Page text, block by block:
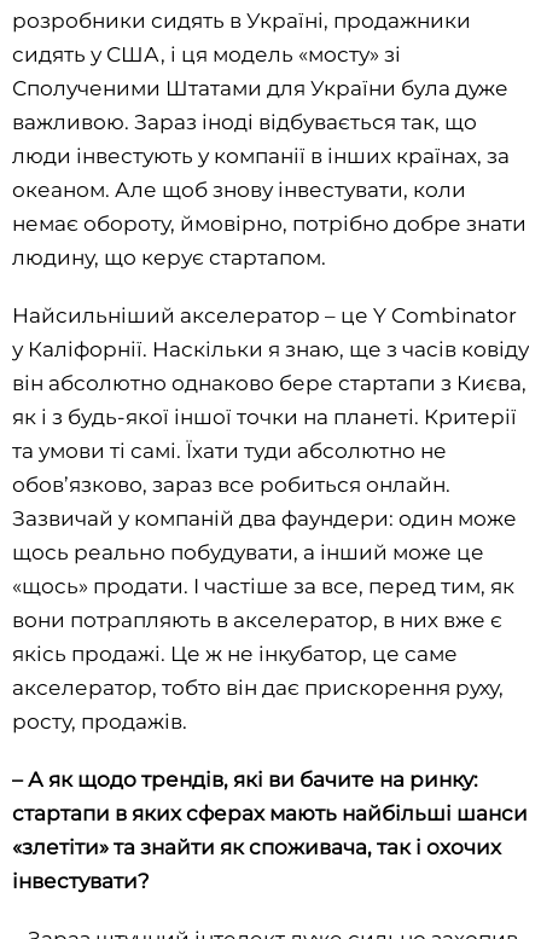
розробники сидять в Україні, продажники
сидять у США, і ця модель «мосту» зі
Сполученими Штатами для України була дуже
важливою. Зараз іноді відбувається так, що
люди інвестують у компанії в інших країнах, за
океаном. Але щоб знову інвестувати, коли
немає обороту, ймовірно, потрібно добре знати
людину, що керує стартапом.
Найсильніший акселератор – це Y Combinator
у Каліфорнії. Наскільки я знаю, ще з часів ковіду
він абсолютно однаково бере стартапи з Києва,
як і з будь-якої іншої точки на планеті. Критерії
та умови ті самі. Їхати туди абсолютно не
обов’язково, зараз все робиться онлайн.
Зазвичай у компаній два фаундери: один може
щось реально побудувати, а інший може це
«щось» продати. І частіше за все, перед тим, як
вони потрапляють в акселератор, в них вже є
якісь продажі. Це ж не інкубатор, це саме
акселератор, тобто він дає прискорення руху,
росту, продажів.
– А як щодо трендів, які ви бачите на ринку:
стартапи в яких сферах мають найбільші шанси
«злетіти» та знайти як споживача, так і охочих
інвестувати?